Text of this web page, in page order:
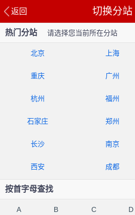
返回 切换分站
热门分站 请选择您当前所在分站
北京 上海
重庆 广州
杭州 福州
石家庄 郑州
长沙 南京
西安 成都
按首字母查找
A B C D